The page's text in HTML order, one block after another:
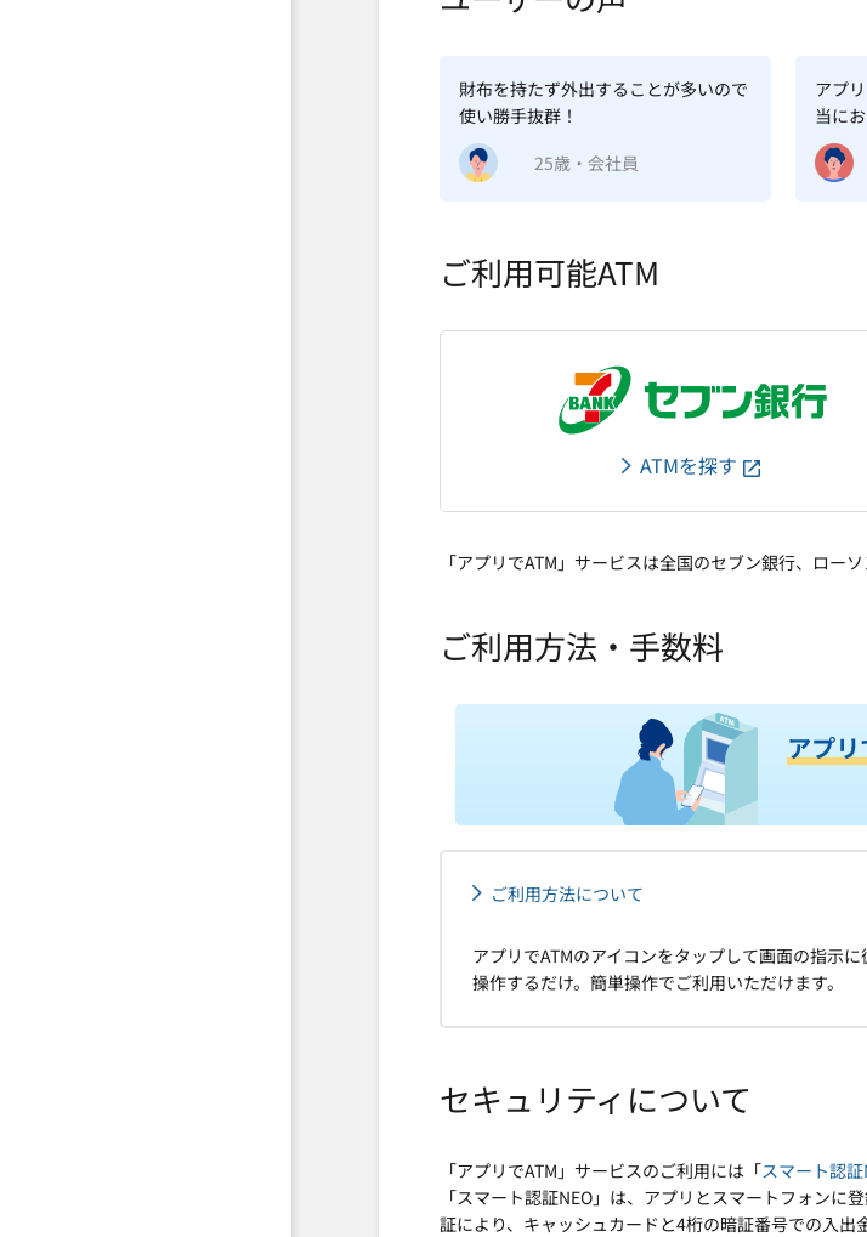
財布を持たず外出することが多いので
使い勝手抜群！
25歳・会社員
アプ
当に
ご利用可能ATM
ATMを探す
「アプリでATM」サービスは全国のセブン銀行、ロー
ご利用方法・手数料
ご利用方法について
アプリでATMのアイコンをタップして画面の指示に
操作するだけ。簡単操作でご利用いただけます。
セキュリティについて
「アプリでATM」サービスのご利用には「スマート認証
「スマート認証NEO」は、アプリとスマートフォン
証により、キャッシュカードと4桁の暗証番号での入出